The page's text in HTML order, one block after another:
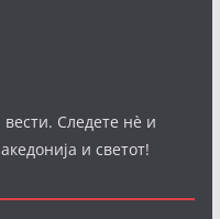
Следете нè и
и светот!